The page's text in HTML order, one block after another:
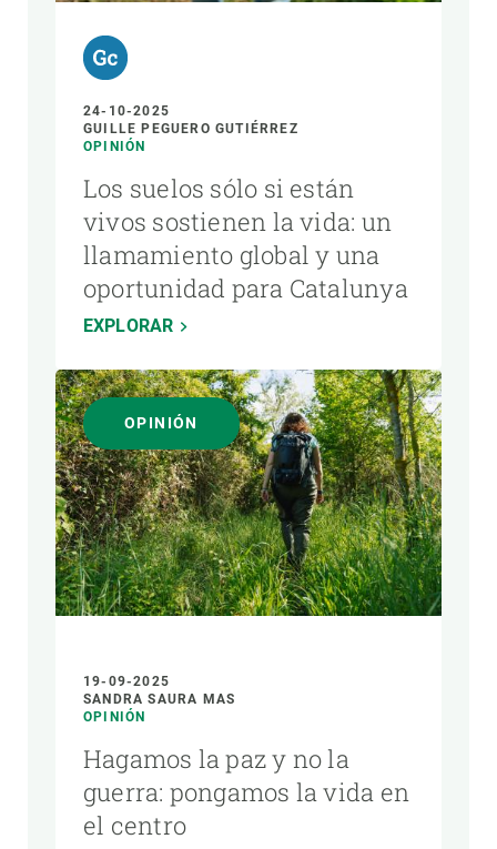
24-10-2025
GUILLE PEGUERO GUTIÉRREZ
OPINIÓN
Los suelos sólo si están
vivos sostienen la vida: un
llamamiento global y una
oportunidad para Catalunya
EXPLORAR
OPINIÓN
19-09-2025
SANDRA SAURA MAS
OPINIÓN
Hagamos la paz y no la
guerra: pongamos la vida en
el centro